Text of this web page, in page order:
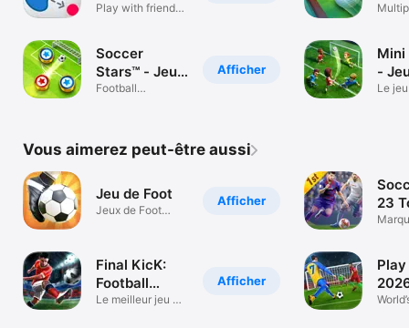
Play with friends
Afficher
Soccer
Stars™ - Jeu
de foot
Football
Mini
-
Le
Vous aimerez peut-être aussi
Afficher
Jeu de Foot
Jeux de Foot
Afficher
Final KicK:
Football
onligne
Le meilleur jeu de
23